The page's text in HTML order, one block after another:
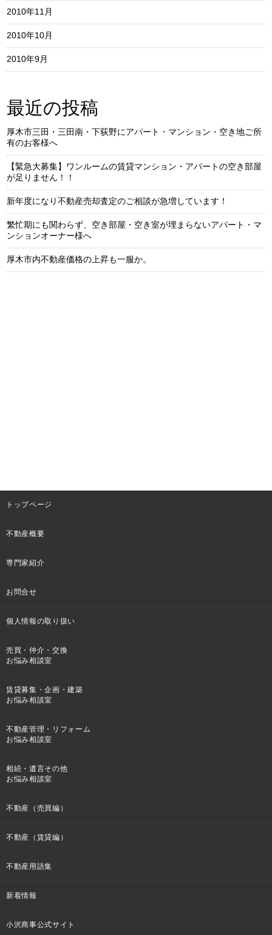
2010年11月
2010年10月
2010年9月
最近の投稿
厚木市三田・三田南・下荻野にアパート・マンション・空き地ご所
有のお客様へ
【緊急大募集】ワンルームの賃貸マンション・アパートの空き部屋
が足りません！！
新年度になり不動産売却査定のご相談が急増しています！
繁忙期にも関わらず、空き部屋・空き室が埋まらないアパート・マ
ンションオーナー様へ
厚木市内不動産価格の上昇も一服か。
トップページ
不動産概要
専門家紹介
お問合せ
個人情報の取り扱い
売買・仲介・交換
お悩み相談室
賃貸募集・企画・建築
お悩み相談室
不動産管理・リフォーム
お悩み相談室
相続・遺言その他
お悩み相談室
不動産（売買編）
不動産（賃貸編）
不動産用語集
新着情報
小沢商事公式サイト